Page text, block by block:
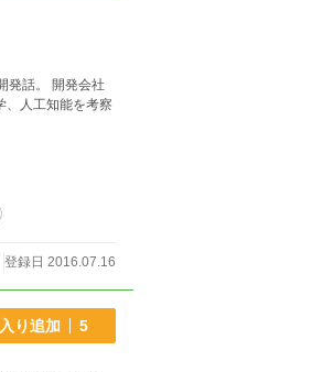
発話。 開発会社
、人工知能を考察
登録日 2016.07.16
り追加 5